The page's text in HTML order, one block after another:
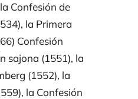
Confesión de
la Primera
Confesión
sajona (1551), la
(1552), la
la Confesión